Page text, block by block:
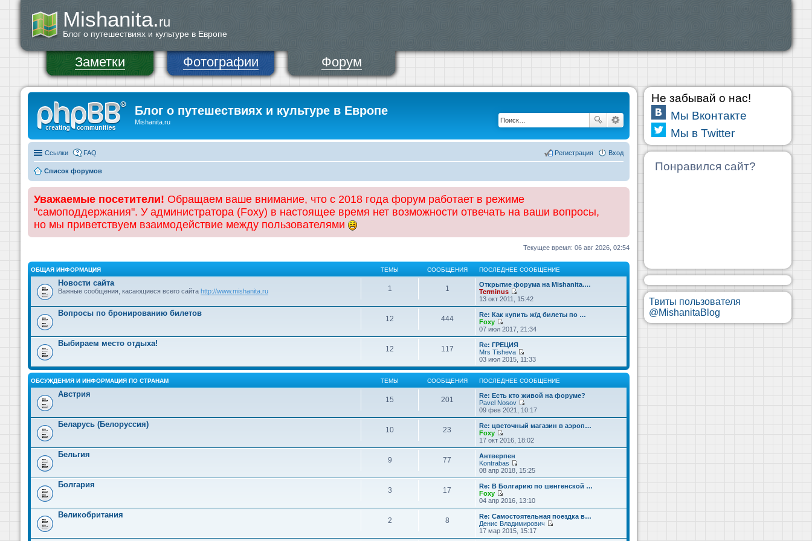
Mishanita.ru
Блог о путешествиях и культуре в Европе
Заметки Фотографии Форум
Блог о путешествиях и культуре в Европе
Mishanita.ru
Ссылки FAQ Вход
Регистрация
Список форумов
Уважаемые посетители! Обращаем ваше внимание, что с 2018 года форум работает в режиме
"самоподдержания". У администратора (Foxy) в настоящее время нет возможности отвечать на ваши вопросы,
но мы приветствуем взаимодействие между пользователями
Текущее время: 06 авг 2026, 02:54
ОБЩАЯ ИНФОРМАЦИЯ ТЕМЫ СООБЩЕНИЯ ПОСЛЕДНЕЕ СООБЩЕНИЕ
Новости сайта
Важные сообщения, касающиеся всего сайта http://www.mishanita.ru 1 1
Открытие форума на Mishanita.…
Terminus
П
е
р
е
й
т
и
к
п
о
с
л
е
н
е
м
у
с
о
б
н
и
ю
13 окт 2011, 15:42
Вопросы по бронированию билетов
12 444
Re: Как купить ж/д билеты по …
Foxy
П
е
р
е
й
т
и
к
п
о
с
л
е
н
е
м
у
с
о
о
б
щ
н
и
ю
07 июл 2017, 21:34
Выбираем место отдыха!
12 117
Re: ГРЕЦИЯ
Mrs Tisheva
П
е
р
е
й
т
к
п
о
с
л
е
е
м
с
о
б
щ
е
н
и
03 июл 2015, 11:33
ОБСУЖДЕНИЯ И ИНФОРМАЦИЯ ПО СТРАНАМ ТЕМЫ СООБЩЕНИЯ ПОСЛЕДНЕЕ СООБЩЕНИЕ
Австрия
15 201
Re: Есть кто живой на форуме?
Pavel Nosov
П
е
р
е
й
т
п
о
л
д
н
е
м
у
с
09 фев 2021, 10:17
Беларусь (Белоруссия)
10 23
Re: цветочный магазин в аэроп…
Foxy
П
е
р
е
й
т
к
п
о
л
е
д
17 окт 2016, 18:02
Бельгия
9 77
Антверпен
Kontrabas
П
е
р
е
й
т
к
п
о
08 апр 2018, 15:25
Болгария
3 17
Re: В Болгарию по шенгенской …
Foxy
П
е
р
е
й
т
04 апр 2016, 13:10
Великобритания
2 8
Re: Самостоятельная поездка в…
Денис Владимирович
е
17 мар 2015, 15:17
Не забывай о нас!
Мы Вконтакте
Мы в Twitter
Понравился сайт?
Твиты пользователя
@MishanitaBlog